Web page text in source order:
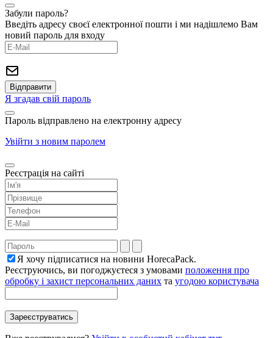
Забули пароль?
Введіть адресу своєї електронної пошти і ми надішлемо Вам
новий пароль для входу
Я згадав свій пароль
Пароль відправлено на електронну адресу
Увійти з новим паролем
Реєстрація на сайті
Я хочу підписатися на новини HorecaPack.
Реєструючись, ви погоджуєтеся з умовами положення про
обробку і захист персональних даних та угодою користувача